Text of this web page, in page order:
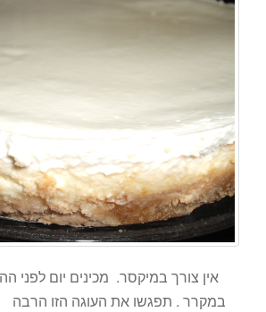
אין צורך במיקסר. מכינים יום לפני
במקרר . תפגשו את העוגה הזו הרבה